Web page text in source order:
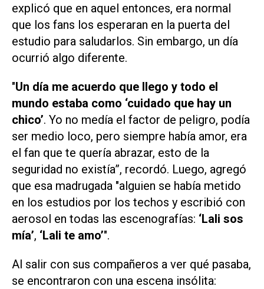
explicó que en aquel entonces, era normal
que los fans los esperaran en la puerta del
estudio para saludarlos. Sin embargo, un día
ocurrió algo diferente.
"Un día me acuerdo que llego y todo el
mundo estaba como ‘cuidado que hay un
chico’. Yo no medía el factor de peligro, podía
ser medio loco, pero siempre había amor, era
el fan que te quería abrazar, esto de la
seguridad no existía”, recordó. Luego, agregó
que esa madrugada "alguien se había metido
en los estudios por los techos y escribió con
aerosol en todas las escenografías: ‘Lali sos
mía’, ‘Lali te amo’".
Al salir con sus compañeros a ver qué pasaba,
se encontraron con una escena insólita: